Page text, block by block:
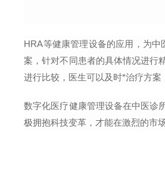
HRA等健康管理设备的应用，为
案，针对不同患者的具体情况进行
进行比较，医生可以及时*治疗方案
数字化医疗健康管理设备在中医诊
极拥抱科技变革，才能在激烈的市